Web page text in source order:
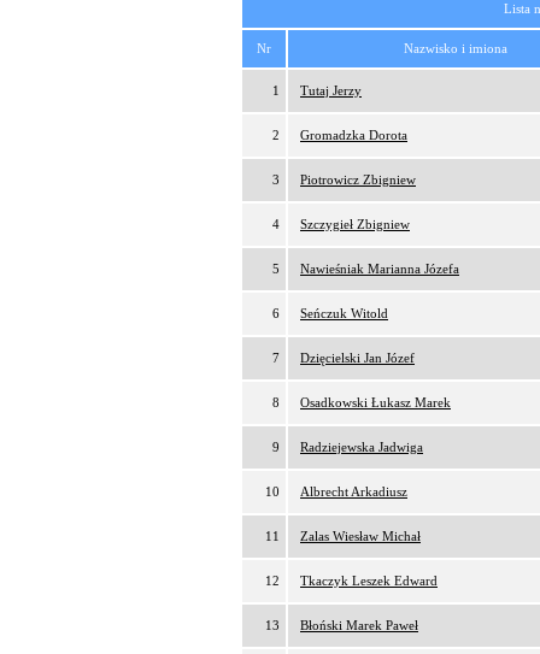
Lista
Nr Nazwisko i imiona
1 Tutaj Jerzy
2 Gromadzka Dorota
3 Piotrowicz Zbigniew
4 Szczygieł Zbigniew
5 Nawieśniak Marianna Józefa
6 Seńczuk Witold
7 Dzięcielski Jan Józef
8 Osadkowski Łukasz Marek
9 Radziejewska Jadwiga
10 Albrecht Arkadiusz
11 Zalas Wiesław Michał
12 Tkaczyk Leszek Edward
13 Błoński Marek Paweł